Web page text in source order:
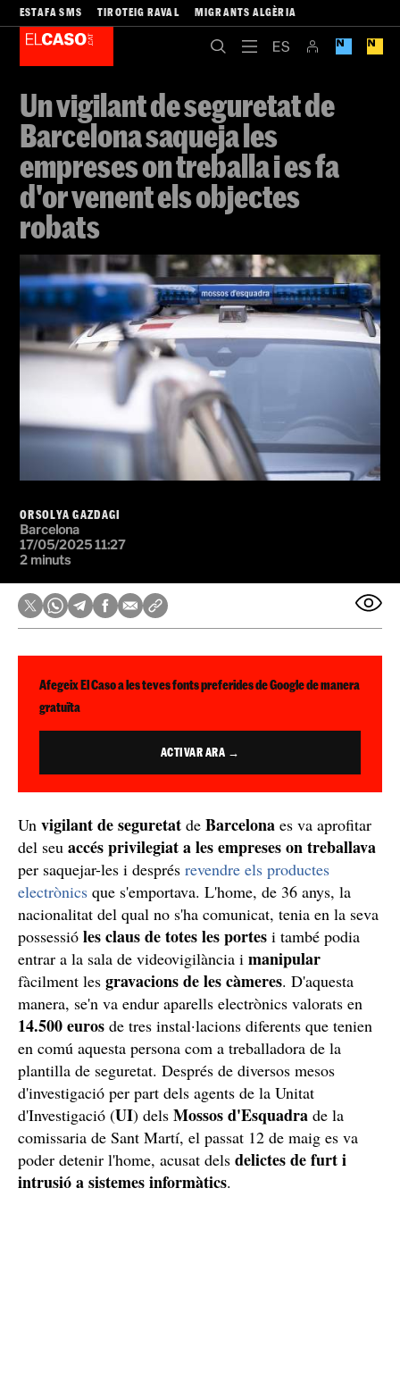
ESTAFA SMS TIROTEIG RAVAL MIGRANTS ALGÈRIA
Un vigilant de seguretat de
Barcelona saqueja les
empreses on treballa i es fa
d'or venent els objectes
robats
ORSOLYA GAZDAGI
Barcelona
17/05/2025 11:27
2 minuts
Afegeix El Caso a les teves fonts preferides de Google de manera
gratuïta
ACTIVAR ARA →
Un vigilant de seguretat de Barcelona es va aprofitar
del seu accés privilegiat a les empreses on treballava
per saquejar-les i després revendre els productes
electrònics que s'emportava. L'home, de 36 anys, la
nacionalitat del qual no s'ha comunicat, tenia en la seva
possessió les claus de totes les portes i també podia
entrar a la sala de videovigilància i manipular
fàcilment les gravacions de les càmeres. D'aquesta
manera, se'n va endur aparells electrònics valorats en
14.500 euros de tres instal·lacions diferents que tenien
en comú aquesta persona com a treballadora de la
plantilla de seguretat. Després de diversos mesos
d'investigació per part dels agents de la Unitat
d'Investigació (UI) dels Mossos d'Esquadra de la
comissaria de Sant Martí, el passat 12 de maig es va
poder detenir l'home, acusat dels delictes de furt i
intrusió a sistemes informàtics.